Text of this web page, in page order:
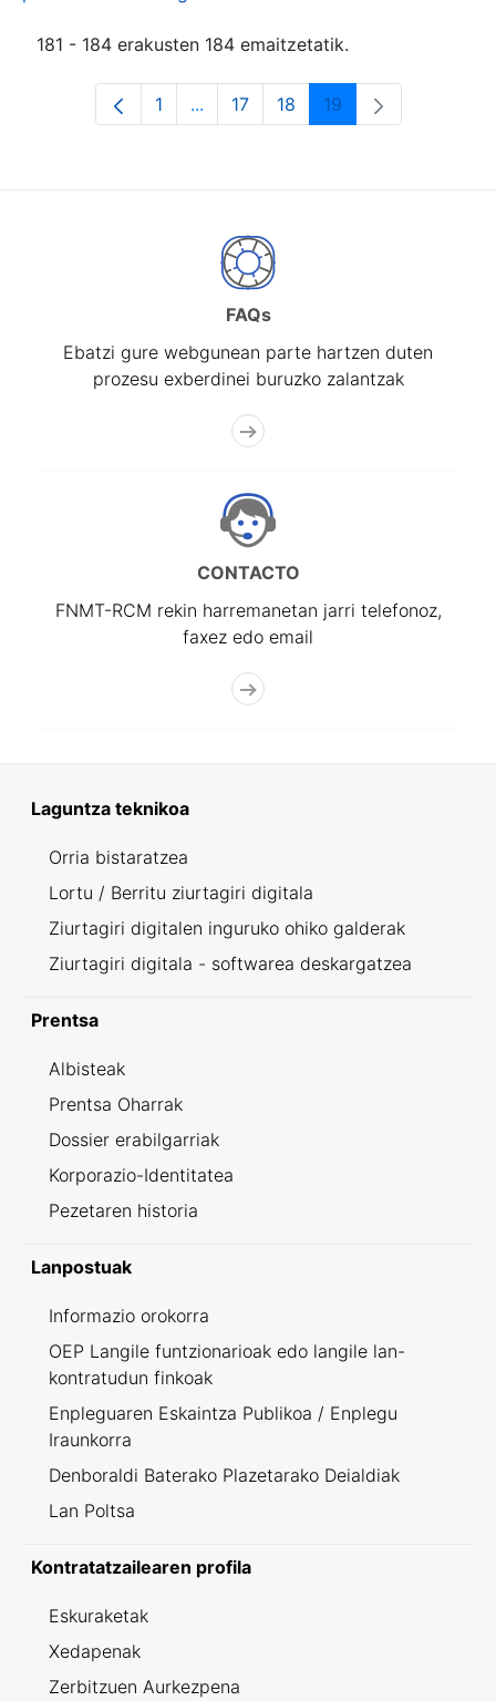
181 - 184 erakusten 184 emaitzetatik.
Orrialdea
1 ...Intermediate Pages Use TAB to
Orrialdea
17 Orrialdea
18 Orrialdea
19
FAQs
Ebatzi gure webgunean parte hartzen duten
prozesu exberdinei buruzko zalantzak
CONTACTO
FNMT-RCM rekin harremanetan jarri telefonoz,
faxez edo email
Laguntza teknikoa
Orria bistaratzea
Lortu / Berritu ziurtagiri digitala
Ziurtagiri digitalen inguruko ohiko galderak
Ziurtagiri digitala - softwarea deskargatzea
Prentsa
Albisteak
Prentsa Oharrak
Dossier erabilgarriak
Korporazio-Identitatea
Pezetaren historia
Lanpostuak
Informazio orokorra
OEP Langile funtzionarioak edo langile lan-
kontratudun finkoak
Enpleguaren Eskaintza Publikoa / Enplegu
Iraunkorra
Denboraldi Baterako Plazetarako Deialdiak
Lan Poltsa
Kontratatzailearen profila
Eskuraketak
Xedapenak
Zerbitzuen Aurkezpena